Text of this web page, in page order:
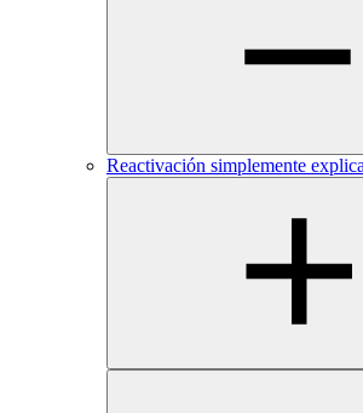
Reactivación simplemente